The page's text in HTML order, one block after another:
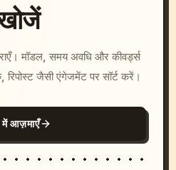
मॉडल, समय अवधि और कीवर्ड्स
जैसी एंगेजमेंट पर सॉर्ट करें।
आज़माएँ